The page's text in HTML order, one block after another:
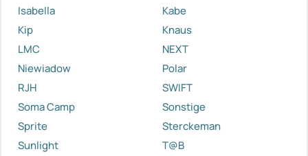
Isabella
Kabe
Kip
Knaus
LMC
NEXT
Niewiadow
Polar
RJH
SWIFT
Soma Camp
Sonstige
Sprite
Sterckeman
Sunlight
T@B